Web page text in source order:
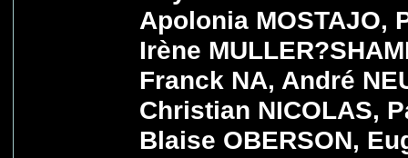
Apolonia MOSTAJO,
Irène
Franck NA, André
Christian NICOLAS,
Blaise OBERSON,